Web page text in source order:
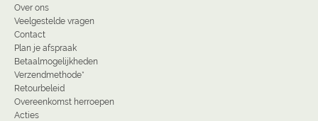
Over ons
Veelgestelde vragen
Contact
Plan je afspraak
Betaalmogelijkheden
Verzendmethode*
Retourbeleid
Overeenkomst herroepen
Acties